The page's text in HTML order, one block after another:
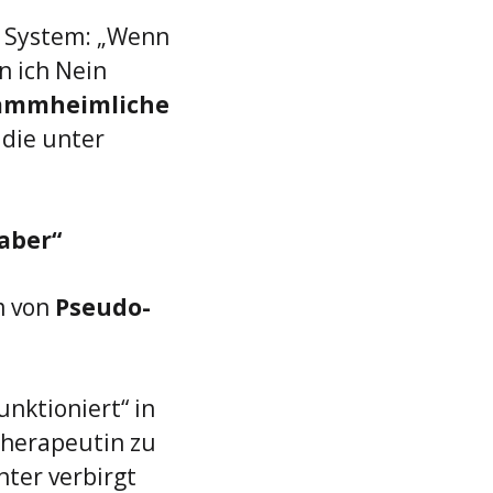
„Wenn
ich Nein
unter
von Pseudo-
in
zu
verbirgt